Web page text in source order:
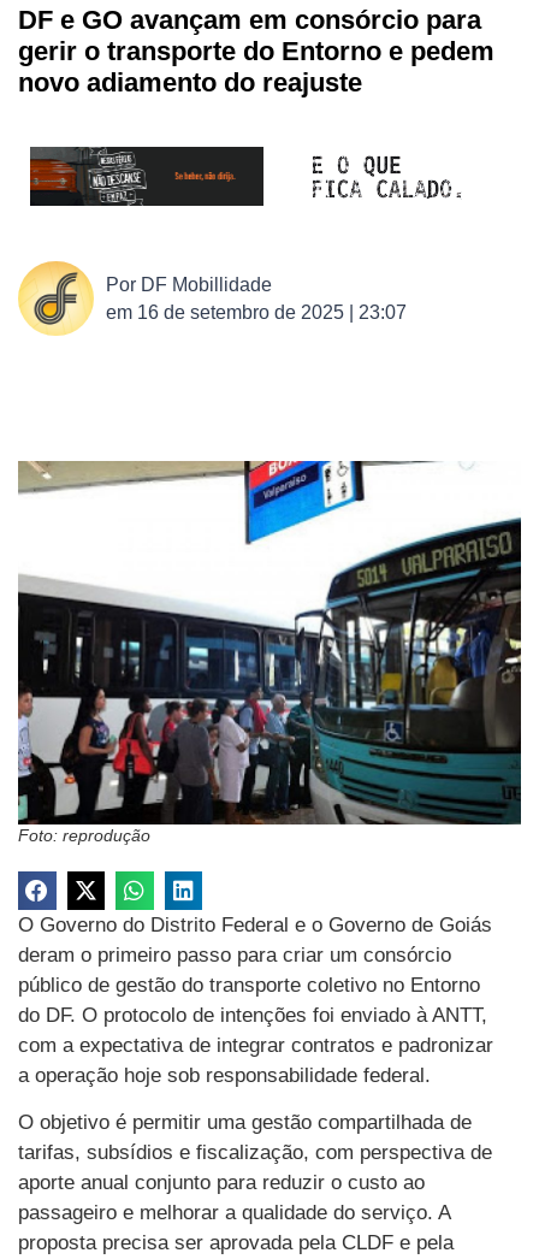
DF e GO avançam em consórcio para
gerir o transporte do Entorno e pedem
novo adiamento do reajuste
Por DF Mobillidade
em 16 de setembro de 2025 | 23:07
Foto: reprodução
O Governo do Distrito Federal e o Governo de Goiás
deram o primeiro passo para criar um consórcio
público de gestão do transporte coletivo no Entorno
do DF. O protocolo de intenções foi enviado à ANTT,
com a expectativa de integrar contratos e padronizar
a operação hoje sob responsabilidade federal.
O objetivo é permitir uma gestão compartilhada de
tarifas, subsídios e fiscalização, com perspectiva de
aporte anual conjunto para reduzir o custo ao
passageiro e melhorar a qualidade do serviço. A
proposta precisa ser aprovada pela CLDF e pela